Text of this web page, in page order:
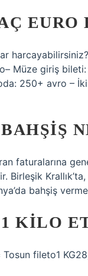
EURO
Müze giriş
250+ avro –
faturalarına
Birleşik
bahşiş
1 KILO
fileto1